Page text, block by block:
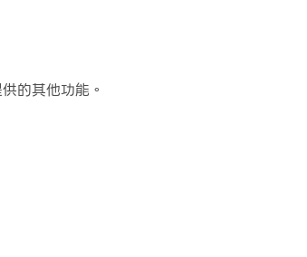
一系列遊戲中，您會發現策略和技能非常重
的其他功能。